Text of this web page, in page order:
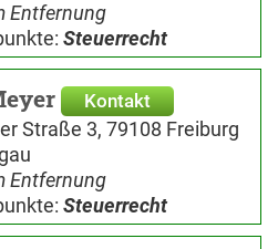
Entfernung
Steuerrecht
Kontakt
Straße 3, 79108 Freiburg
Entfernung
Steuerrecht